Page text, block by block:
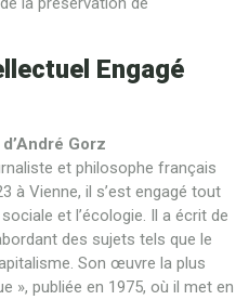
Engagé
Gorz
et philosophe français
à Vienne, il s’est engagé tout
et l’écologie. Il a écrit de
des sujets tels que le
Son œuvre la plus
», publiée en 1975, où il met en